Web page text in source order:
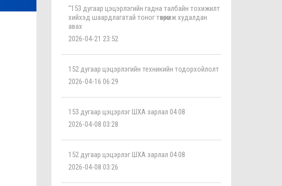
“153 дугаар цэцэрлэгийн гадна талбайн тохижилт
хийхэд шаардлагатай тоног төхөөрөмж худалдан
авах
2026-04-21 23:52
152 дугаар цэцэрлэгийн техникийн тодорхойлолт
2026-04-16 06:29
153 дугаар цэцэрлэг ШХА зарлал 04.08
2026-04-08 03:28
152 дугаар цэцэрлэг ШХА зарлал 04.08
2026-04-08 03:26